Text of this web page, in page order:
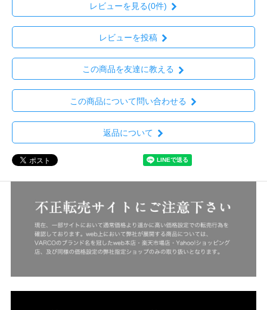
レビューを見る(0件)
レビューを投稿
この商品を友達に教える
この商品について問い合わせる
返品について